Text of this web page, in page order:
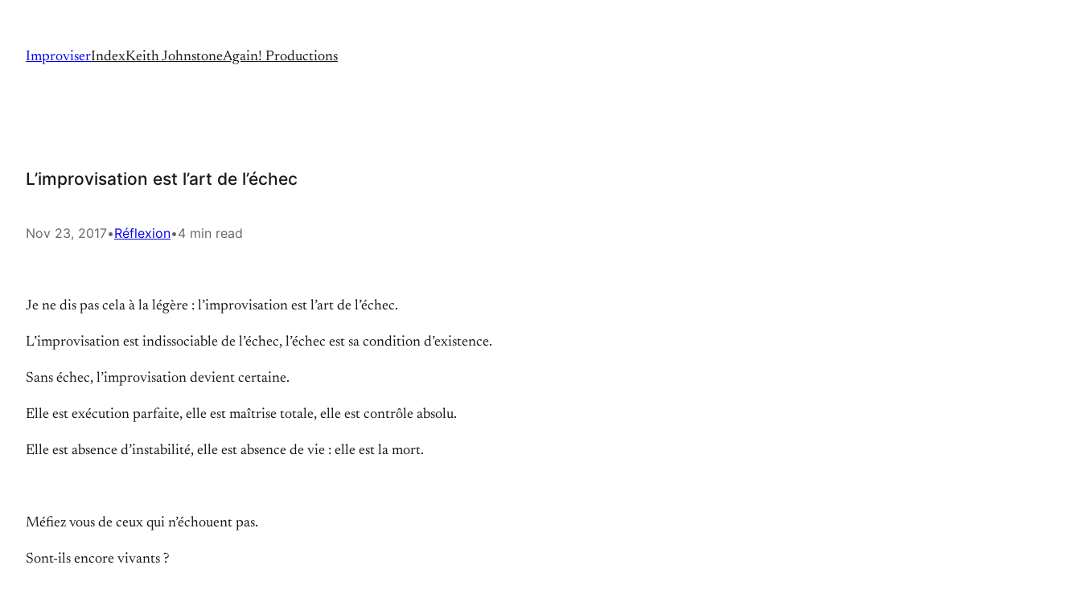
content
ImproviserIndexKeith JohnstoneAgain! Productions
L’improvisation est l’art de l’échec
Nov 23, 2017•Réflexion•4 min read
Je ne dis pas cela à la légère : l’improvisation est l’art de l’échec.
L’improvisation est indissociable de l’échec, l’échec est sa condition d’existence.
Sans échec, l’improvisation devient certaine.
Elle est exécution parfaite, elle est maîtrise totale, elle est contrôle absolu.
Elle est absence d’instabilité, elle est absence de vie : elle est la mort.
Méfiez vous de ceux qui n’échouent pas.
Sont-ils encore vivants ?